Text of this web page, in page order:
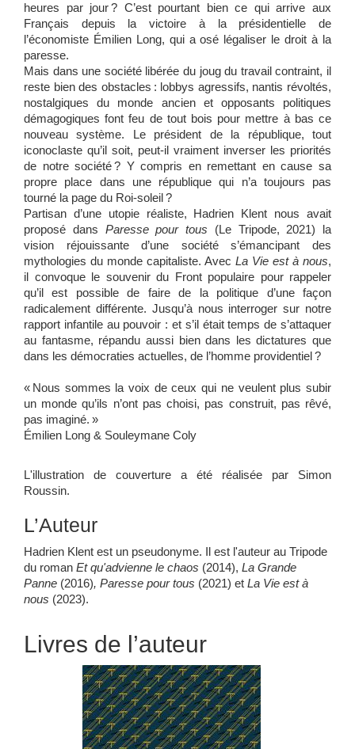
heures par jour ? C’est pourtant bien ce qui arrive aux
Français depuis la victoire à la présidentielle de
l’économiste Émilien Long, qui a osé légaliser le droit à la
paresse.
Mais dans une société libérée du joug du travail contraint, il
reste bien des obstacles : lobbys agressifs, nantis révoltés,
nostalgiques du monde ancien et opposants politiques
démagogiques font feu de tout bois pour mettre à bas ce
nouveau système. Le président de la république, tout
iconoclaste qu’il soit, peut-il vraiment inverser les priorités
de notre société ? Y compris en remettant en cause sa
propre place dans une république qui n’a toujours pas
tourné la page du Roi-soleil ?
Partisan d’une utopie réaliste, Hadrien Klent nous avait
proposé dans Paresse pour tous (Le Tripode, 2021) la
vision réjouissante d’une société s’émancipant des
mythologies du monde capitaliste. Avec La Vie est à nous,
il convoque le souvenir du Front populaire pour rappeler
qu’il est possible de faire de la politique d’une façon
radicalement différente. Jusqu’à nous interroger sur notre
rapport infantile au pouvoir : et s’il était temps de s’at­taquer
au fantasme, répandu aussi bien dans les dictatures que
dans les démocraties actuelles, de l’homme providentiel ?
« Nous sommes la voix de ceux qui ne veulent plus subir
un monde qu’ils n’ont pas choisi, pas construit, pas rêvé,
pas imaginé. »
Émilien Long & Souleymane Coly
L'illustration de couverture a été réalisée par Simon
Roussin.
L’Auteur
Hadrien Klent est un pseudonyme. Il est l'auteur au Tripode
du roman Et qu'advienne le chaos (2014), La Grande
Panne (2016), Paresse pour tous (2021) et La Vie est à
nous (2023).
Livres de l’auteur